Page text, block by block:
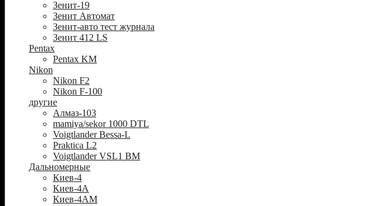
Зенит-19
Зенит Автомат
Зенит-авто тест журнала
Зенит 412 LS
Pentax
Pentax KM
Nikon
Nikon F2
Nikon F-100
другие
Алмаз-103
mamiya/sekor 1000 DTL
Voigtlander Bessa-L
Praktica L2
Voigtlander VSL1 BM
Дальномерные
Киев-4
Киев-4А
Киев-4АМ